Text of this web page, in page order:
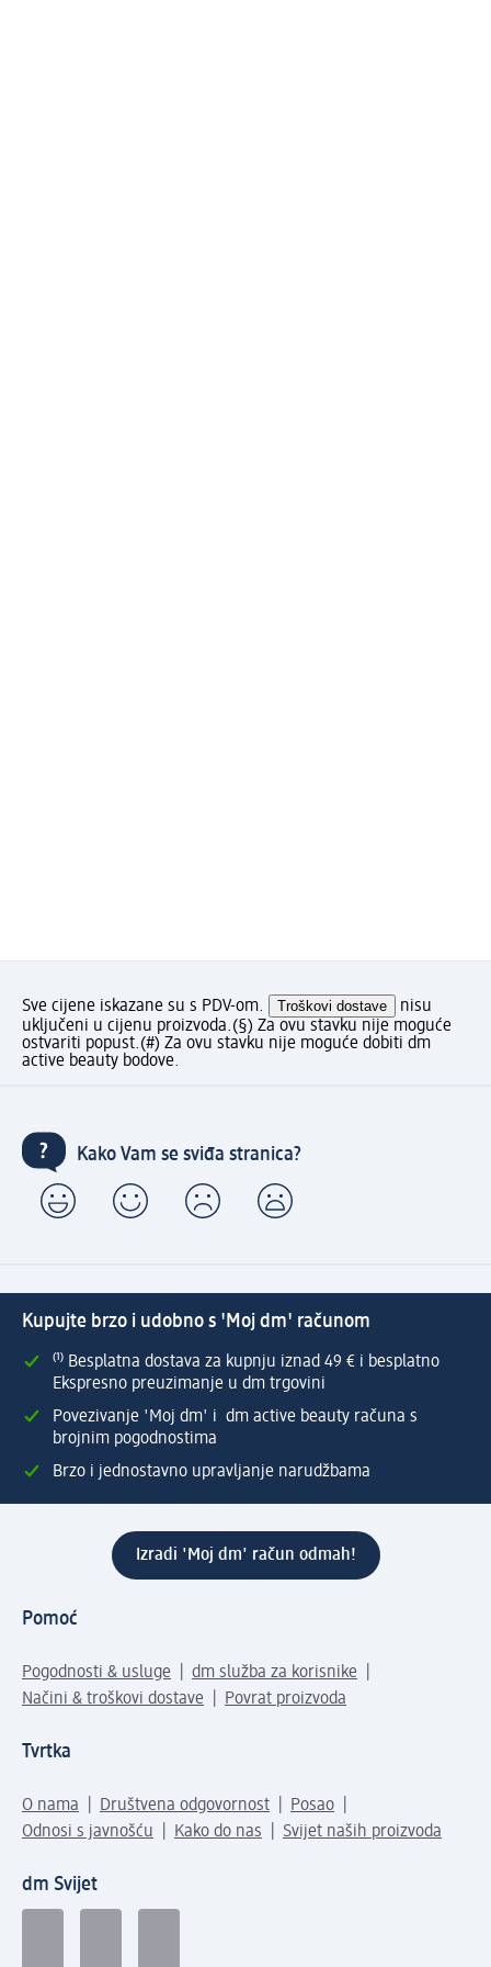
Sve cijene iskazane su s PDV-om. Troškovi dostave
nisu
uključeni u cijenu proizvoda.(§) Za ovu stavku nije moguće
ostvariti popust.(#) Za ovu stavku nije moguće dobiti dm
active beauty bodove.
Kako Vam se sviđa stranica?
Kupujte brzo i udobno s 'Moj dm' računom
⁽¹⁾ Besplatna dostava za kupnju iznad 49 € i besplatno
Ekspresno preuzimanje u dm trgovini
Povezivanje 'Moj dm' i dm active beauty računa s
brojnim pogodnostima
Brzo i jednostavno upravljanje narudžbama
Izradi 'Moj dm' račun odmah!
Pomoć
Pogodnosti & usluge
dm služba za korisnike
Načini & troškovi dostave
Povrat proizvoda
Tvrtka
O nama Društvena odgovornost
Posao
Odnosi s javnošću
Kako do nas Svijet naših proizvoda
dm Svijet